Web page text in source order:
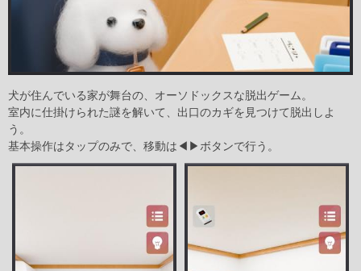
犬が住んでいる家が舞台の、オーソドックスな脱出ゲーム。
室内に仕掛けられた謎を解いて、出口のカギを見つけて脱出しよ
う。
基本操作はタップのみで、移動は◀▶ボタンで行う。